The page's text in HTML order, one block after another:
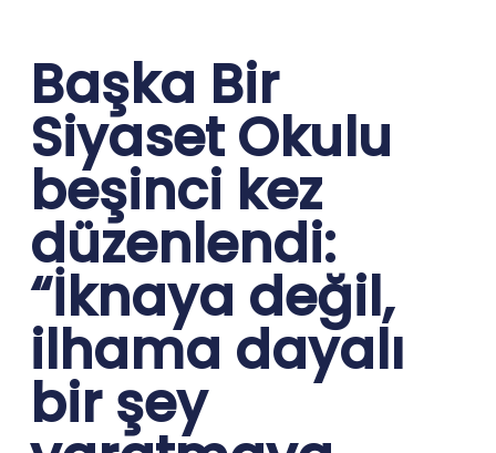
Başka Bir
Siyaset Okulu
beşinci kez
düzenlendi:
“İknaya değil,
ilhama dayalı
bir şey